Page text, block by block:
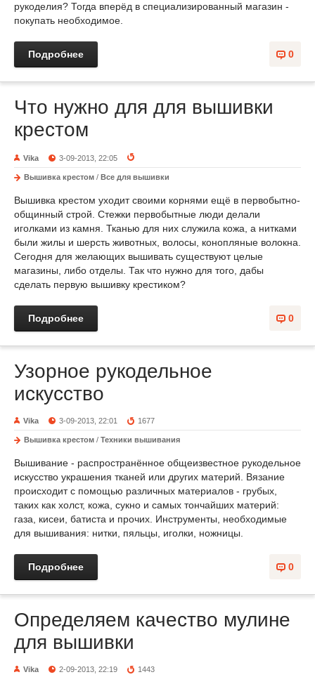
рукоделия? Тогда вперёд в специализированный магазин -
покупать необходимое.
0
Подробнее
Что нужно для для вышивки
крестом
Vika 3-09-2013, 22:05
Вышивка крестом / Все для вышивки
Вышивка крестом уходит своими корнями ещё в первобытно-
общинный строй. Стежки первобытные люди делали
иголками из камня. Тканью для них служила кожа, а нитками
были жилы и шерсть животных, волосы, конопляные волокна.
Сегодня для желающих вышивать существуют целые
магазины, либо отделы. Так что нужно для того, дабы
сделать первую вышивку крестиком?
0
Подробнее
Узорное рукодельное
искусство
Vika 3-09-2013, 22:01 1677
Вышивка крестом / Техники вышивания
Вышивание - распространённое общеизвестное рукодельное
искусство украшения тканей или других материй. Вязание
происходит с помощью различных материалов - грубых,
таких как холст, кожа, сукно и самых тончайших материй:
газа, кисеи, батиста и прочих. Инструменты, необходимые
для вышивания: нитки, пяльцы, иголки, ножницы.
0
Подробнее
Определяем качество мулине
для вышивки
Vika 2-09-2013, 22:19 1443